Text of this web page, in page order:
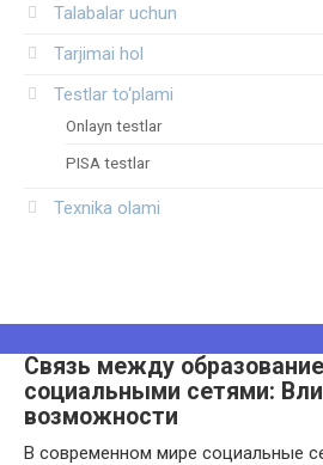
Talabalar uchun
Tarjimai hol
Testlar to‘plami
Onlayn testlar
PISA testlar
Texnika olami
Связь между
социальными сетями:
возможности
В современном мире социальные